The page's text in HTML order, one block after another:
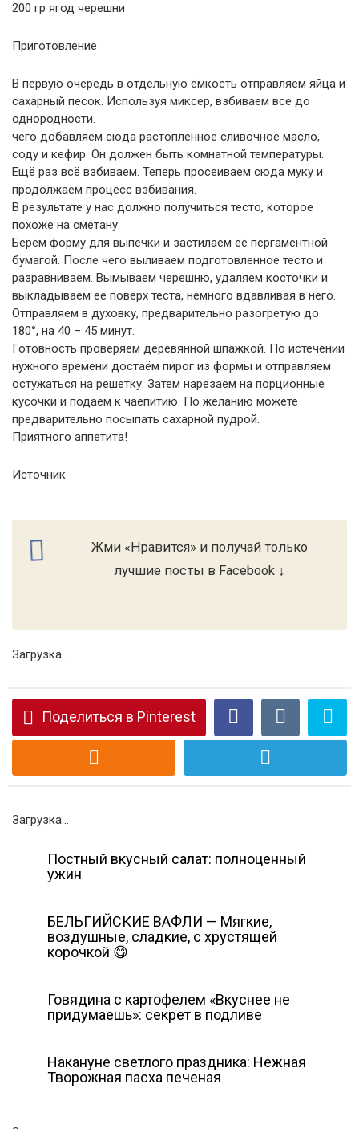
200 гр ягод черешни
Приготовление
В первую очередь в отдельную ёмкость отправляем яйца и
сахарный песок. Используя миксер, взбиваем все до
однородности.
чего добавляем сюда растопленное сливочное масло,
соду и кефир. Он должен быть комнатной температуры.
Ещё раз всё взбиваем. Теперь просеиваем сюда муку и
продолжаем процесс взбивания.
В результате у нас должно получиться тесто, которое
похоже на сметану.
Берём форму для выпечки и застилаем её пергаментной
бумагой. После чего выливаем подготовленное тесто и
разравниваем. Вымываем черешню, удаляем косточки и
выкладываем её поверх теста, немного вдавливая в него.
Отправляем в духовку, предварительно разогретую до
180°, на 40 – 45 минут.
Готовность проверяем деревянной шпажкой. По истечении
нужного времени достаём пирог из формы и отправляем
остужаться на решетку. Затем нарезаем на порционные
кусочки и подаем к чаепитию. По желанию можете
предварительно посыпать сахарной пудрой.
Приятного аппетита!
Источник
Жми «Нравится» и получай только
лучшие посты в Facebook ↓
Загрузка...
Поделиться в Pinterest
Загрузка...
Постный вкусный салат: полноценный
ужин
БЕЛЬГИЙСКИЕ ВАФЛИ — Мягкие,
воздушные, сладкие, с хрустящей
корочкой 😋
Говядина с картофелем «Вкуснее не
придумаешь»: секрет в подливе
Накануне светлого праздника: Нежная
Творожная пасха печеная